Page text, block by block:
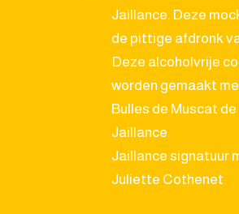
Jaillance. Deze
de pittige afdronk
Deze alcoholvrije
worden gemaakt
Bulles de Muscat
Jaillance.
Jaillance signatuur
Juliette Cothenet